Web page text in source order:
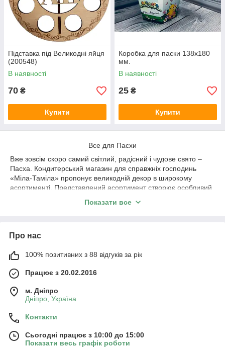
Підставка під Великодні яйця
(200548)
В наявності
70 ₴
Купити
Коробка для паски 138х180
мм.
В наявності
25 ₴
Купити
Все для Пасхи
Вже зовсім скоро самий світлий, радісний і чудове свято –
Пасха. Кондитерський магазин для справжніх господинь
«Міла-Таміла» пропонує великодній декор в широкому
асортименті. Представлений асортимент створює особливий
наступаючої весни, барвистих квітів, сонячних і теплих днів.
В колекції магазину «Міла-Таміла» ви знайдете паперові
випічки, посипання, форми для сирних пасок, каттери для
печива і багато іншого. Все, що ви можете бачити в нашому
каталозі, подарує вам затишок і тепло, занурить у весняну
Форми для сирної паски і паски
наших бабусь, але от з ними необхідно запастися
формочками. Сьогодні ж ми пропонуємо вам сучасні
одноразові паперові форми, які можуть використовуватися в
Показати все
Про нас
100% позитивних з 88 відгуків за рік
Працює з 20.02.2016
м. Дніпро
Дніпро, Україна
Контакти
Сьогодні працює з 10:00 до 15:00
Показати весь графік роботи